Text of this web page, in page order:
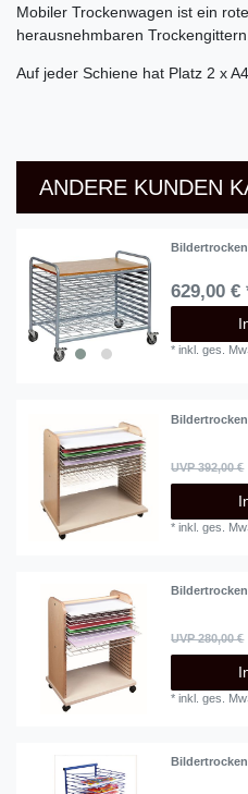
Mobiler Trockenwagen ist ein
herausnehmbaren
Auf jeder Schiene hat Platz 2 x
ANDERE KUNDEN
629,00 €
*inkl. ges.
UVP 392,00 €
*inkl. ges.
UVP 280,00 €
*inkl. ges.